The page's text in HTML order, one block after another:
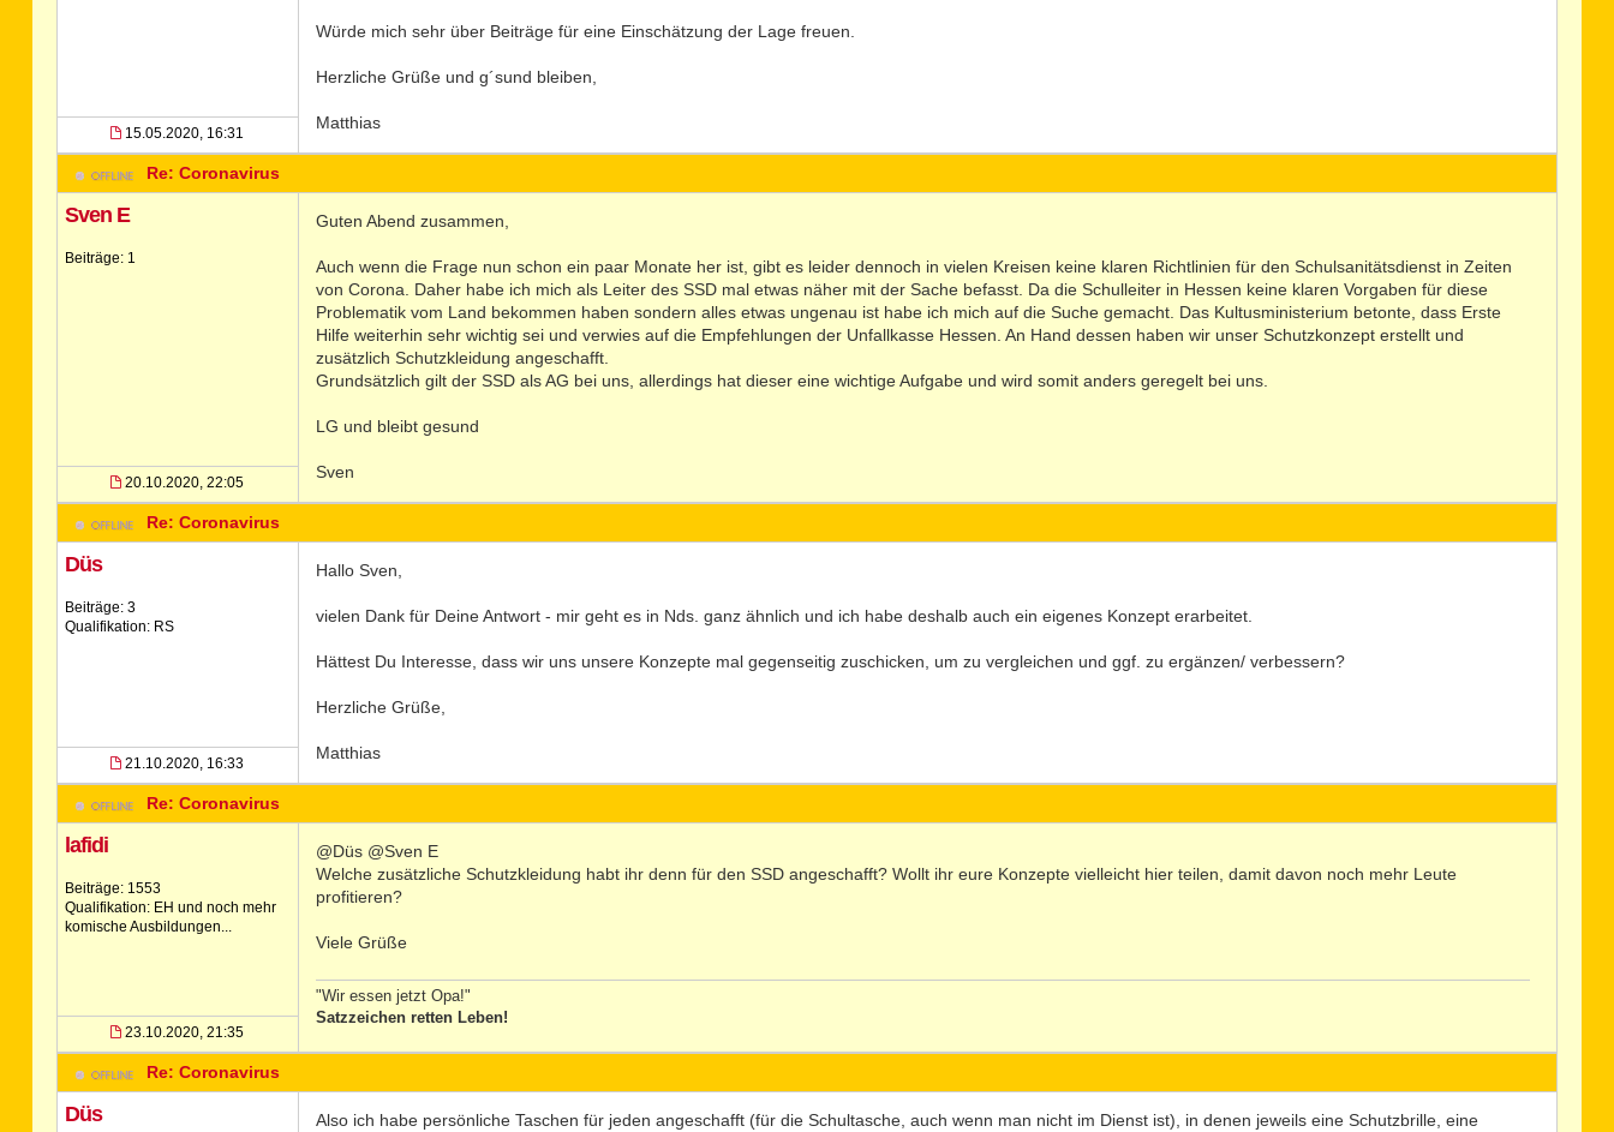
15.05.2020, 16:31
Würde mich sehr über Beiträge für eine Einschätzung der Lage freuen.
Herzliche Grüße und g´sund bleiben,
Matthias
Re: Coronavirus
Sven E
Beiträge: 1
20.10.2020, 22:05
Guten Abend zusammen,
Auch wenn die Frage nun schon ein paar Monate her ist, gibt es leider dennoch in vielen Kreisen keine klaren Richtlinien für den Schulsanitätsdienst in Zeiten
von Corona. Daher habe ich mich als Leiter des SSD mal etwas näher mit der Sache befasst. Da die Schulleiter in Hessen keine klaren Vorgaben für diese
Problematik vom Land bekommen haben sondern alles etwas ungenau ist habe ich mich auf die Suche gemacht. Das Kultusministerium betonte, dass Erste
Hilfe weiterhin sehr wichtig sei und verwies auf die Empfehlungen der Unfallkasse Hessen. An Hand dessen haben wir unser Schutzkonzept erstellt und
zusätzlich Schutzkleidung angeschafft.
Grundsätzlich gilt der SSD als AG bei uns, allerdings hat dieser eine wichtige Aufgabe und wird somit anders geregelt bei uns.
LG und bleibt gesund
Sven
Re: Coronavirus
Düs
Beiträge: 3
Qualifikation: RS
21.10.2020, 16:33
Hallo Sven,
vielen Dank für Deine Antwort - mir geht es in Nds. ganz ähnlich und ich habe deshalb auch ein eigenes Konzept erarbeitet.
Hättest Du Interesse, dass wir uns unsere Konzepte mal gegenseitig zuschicken, um zu vergleichen und ggf. zu ergänzen/ verbessern?
Herzliche Grüße,
Matthias
Re: Coronavirus
lafidi
Beiträge: 1553
Qualifikation: EH und noch mehr
komische Ausbildungen...
23.10.2020, 21:35
@Düs @Sven E
Welche zusätzliche Schutzkleidung habt ihr denn für den SSD angeschafft? Wollt ihr eure Konzepte vielleicht hier teilen, damit davon noch mehr Leute
profitieren?
Viele Grüße
"Wir essen jetzt Opa!"
Satzzeichen retten Leben!
Re: Coronavirus
Düs
Also ich habe persönliche Taschen für jeden angeschafft (für die Schultasche, auch wenn man nicht im Dienst ist), in denen jeweils eine Schutzbrille, eine